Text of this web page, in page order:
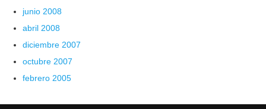
junio 2008
abril 2008
diciembre 2007
octubre 2007
febrero 2005